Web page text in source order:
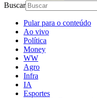
Buscar
Pular para o conteúdo
Ao vivo
Política
Money
WW
Agro
Infra
IA
Esportes